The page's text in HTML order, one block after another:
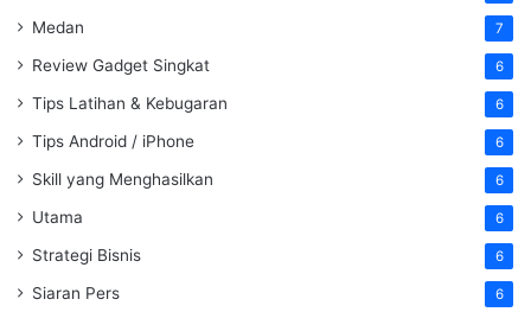
Medan 7
Review Gadget Singkat 6
Tips Latihan & Kebugaran 6
Tips Android / iPhone 6
Skill yang Menghasilkan 6
Utama 6
Strategi Bisnis 6
Siaran Pers 6